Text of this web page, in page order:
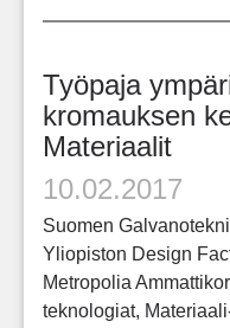
Työpaja
kromauksen
Materiaalit
10.02.2017
Suomen
Yliopiston Design
Metropolia
teknologiat,